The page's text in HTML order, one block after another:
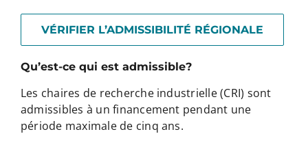
VÉRIFIER L’ADMISSIBILITÉ RÉGIONALE
Qu’est-ce qui est admissible?
Les chaires de recherche industrielle (CRI) sont
admissibles à un financement pendant une
période maximale de cinq ans.